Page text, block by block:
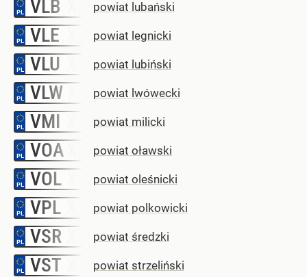
VLB powiat lubański
VLE powiat legnicki
VLU powiat lubiński
VLW powiat lwówecki
VMI powiat milicki
VOA powiat oławski
VOL powiat oleśnicki
VPL powiat polkowicki
VSR powiat średzki
VST powiat strzeliński